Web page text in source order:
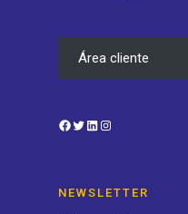
Área cliente
Facebook
TwitterLinkedIn
NEWSLETTER